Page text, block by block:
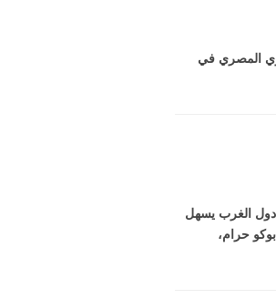
الدفاع الجوي المصري في
دول الغرب يسهل
حرام،